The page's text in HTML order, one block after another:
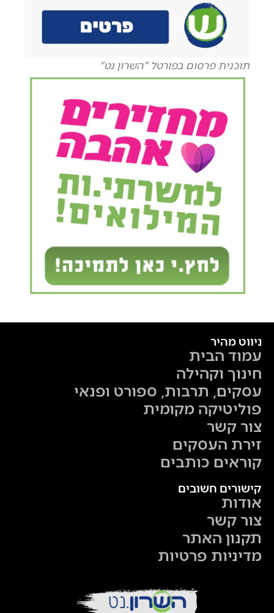
תוכנית פרסום בפורטל "השרון נט"
ניווט מהיר
עמוד הבית
חינוך וקהילה
עסקים, תרבות, ספורט ופנאי
פוליטיקה מקומית
צור קשר
זירת העסקים
קוראים כותבים
קישורים חשובים
אודות
צור קשר
תקנון האתר
מדיניות פרטיות